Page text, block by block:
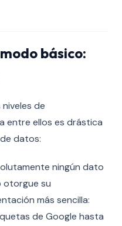
básico:
de
entre ellos es drástica
datos:
ningún dato
otorgue su
más sencilla:
de Google hasta